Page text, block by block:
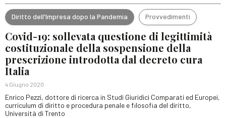
Diritto dell'Impresa dopo la Pandemia Provvedimenti
Covid-19: sollevata questione di legittimità
costituzionale della sospensione della
prescrizione introdotta dal decreto cura
Italia
4 Giugno 2020
Enrico Pezzi, dottore di ricerca in Studi Giuridici Comparati ed Europei,
curriculum di diritto e procedura penale e filosofia del diritto,
Università di Trento